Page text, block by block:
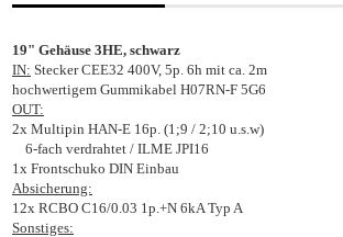
19" Gehäuse 3HE, schwarz
IN: Stecker CEE32 400V, 5p. 6h mit ca. 2m
hochwertigem Gummikabel H07RN-F 5G6
OUT:
2x Multipin HAN-E 16p. (1;9 / 2;10 u.s.w)
6-fach verdrahtet / ILME JPI16
1x Frontschuko DIN Einbau
Absicherung:
12x RCBO C16/0.03 1p.+N 6kA Typ A
Sonstiges: